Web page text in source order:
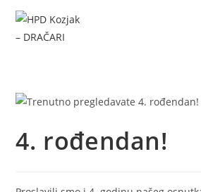
4. rođendan!